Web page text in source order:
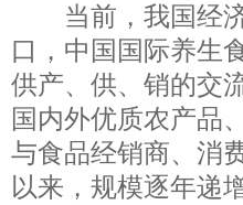
当前，我国经济
口，中国国际养生
供产、供、销的交
国内外优质农产品
与食品经销商、消
以来，规模逐年递